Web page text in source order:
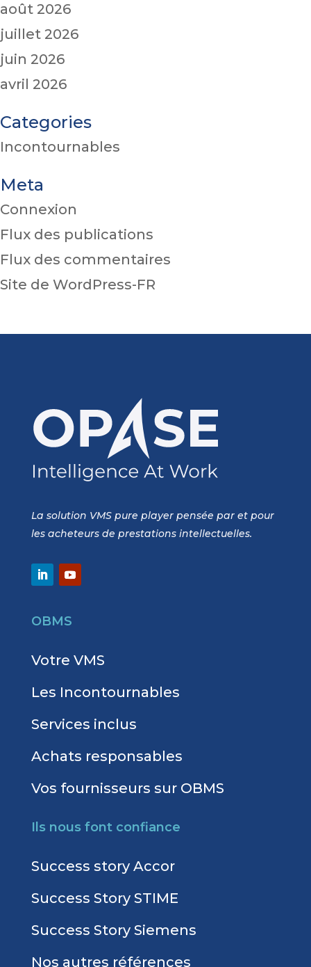
août 2026
juillet 2026
juin 2026
avril 2026
Categories
Incontournables
Meta
Connexion
Flux des publications
Flux des commentaires
Site de WordPress-FR
La solution VMS pure player pensée par et pour
les acheteurs de prestations intellectuelles.
OBMS
Votre VMS
Les Incontournables
Services inclus
Achats responsables
Vos fournisseurs sur OBMS
Ils nous font confiance
Success story Accor
Success Story STIME
Success Story Siemens
Nos autres références